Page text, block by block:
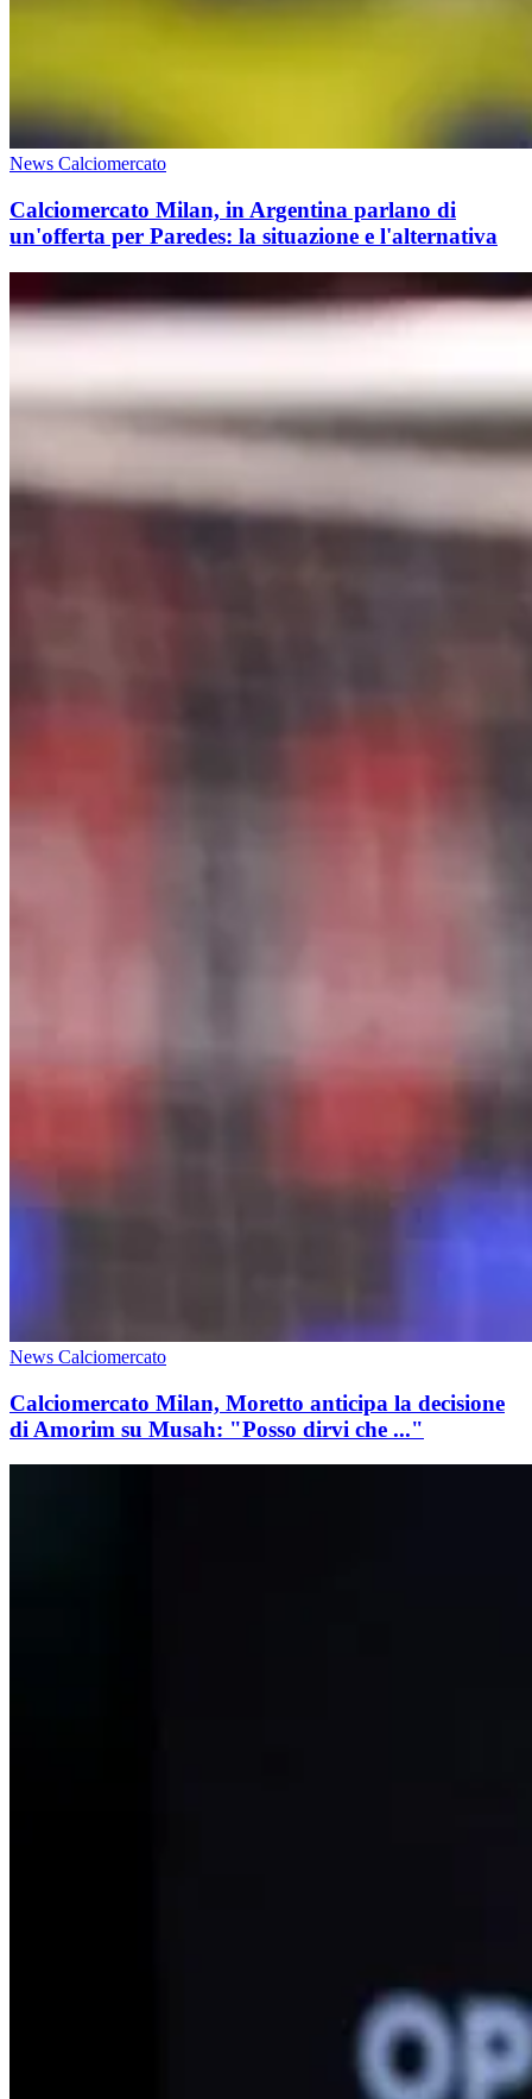
News Calciomercato
Calciomercato Milan, in Argentina parlano di
un'offerta per Paredes: la situazione e l'alternativa
News Calciomercato
Calciomercato Milan, Moretto anticipa la decisione
di Amorim su Musah: "Posso dirvi che ..."